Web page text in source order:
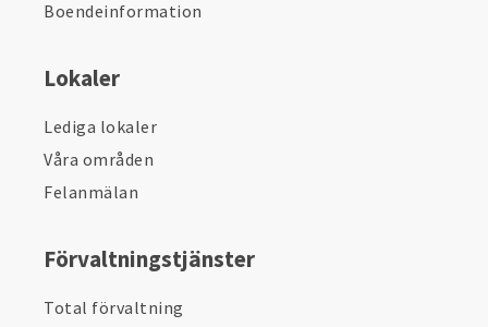
Boendeinformation
Lokaler
Lediga lokaler
Våra områden
Felanmälan
Förvaltningstjänster
Total förvaltning